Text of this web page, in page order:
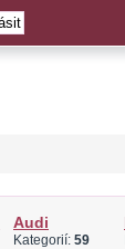
Audi
Kategorií: 59